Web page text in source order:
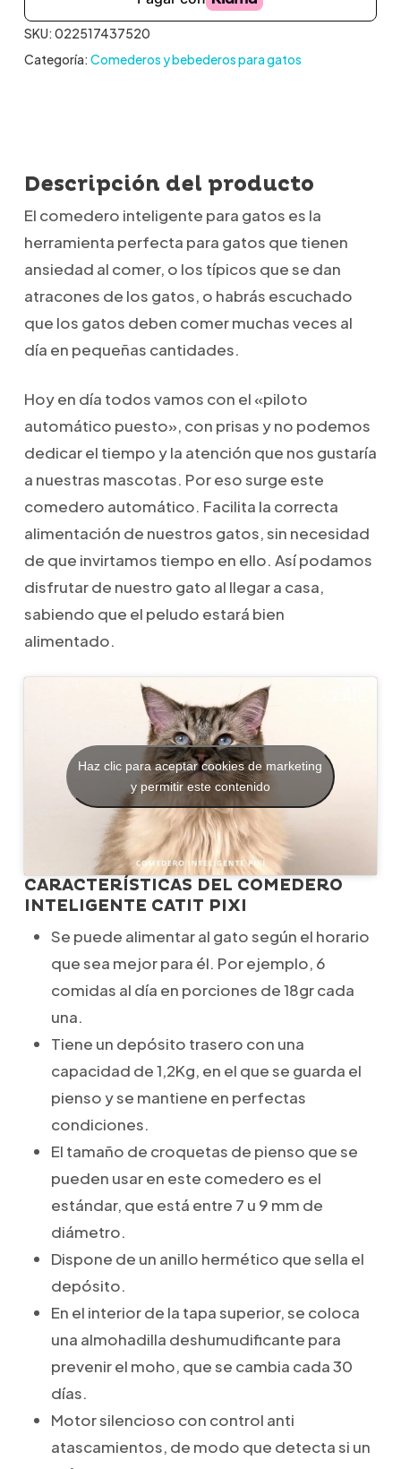
SKU: 022517437520
Categoría: Comederos y bebederos para gatos
Descripción del producto
El comedero inteligente para gatos es la
herramienta perfecta para gatos que tienen
ansiedad al comer, o los típicos que se dan
atracones de los gatos, o habrás escuchado
que los gatos deben comer muchas veces al
día en pequeñas cantidades.
Hoy en día todos vamos con el «piloto
automático puesto», con prisas y no podemos
dedicar el tiempo y la atención que nos gustaría
a nuestras mascotas. Por eso surge este
comedero automático. Facilita la correcta
alimentación de nuestros gatos, sin necesidad
de que invirtamos tiempo en ello. Así podamos
disfrutar de nuestro gato al llegar a casa,
sabiendo que el peludo estará bien
alimentado.
Haz clic para aceptar cookies de marketing
y permitir este contenido
CARACTERÍSTICAS DEL COMEDERO
INTELIGENTE CATIT PIXI
Se puede alimentar al gato según el horario
que sea mejor para él. Por ejemplo, 6
comidas al día en porciones de 18gr cada
una.
Tiene un depósito trasero con una
capacidad de 1,2Kg, en el que se guarda el
pienso y se mantiene en perfectas
condiciones.
El tamaño de croquetas de pienso que se
pueden usar en este comedero es el
estándar, que está entre 7 u 9 mm de
diámetro.
Dispone de un anillo hermético que sella el
depósito.
En el interior de la tapa superior, se coloca
una almohadilla deshumudificante para
prevenir el moho, que se cambia cada 30
días.
Motor silencioso con control anti
atascamientos, de modo que detecta si un